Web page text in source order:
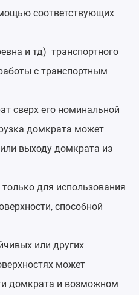
соответствующих
и тд) транспортного
с транспортным
сверх его номинальной
домкрата может
выходу домкрата из
для использования
способной
или других
может
домкрата и возможном